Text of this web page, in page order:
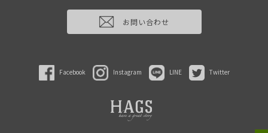
お問い合わせ
Facebook Instagram LINE Twitter